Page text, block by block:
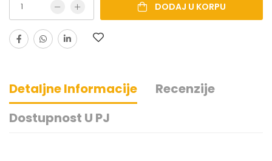
DODAJ U KORPU
Detaljne Informacije
Recenzije
Dostupnost U PJ